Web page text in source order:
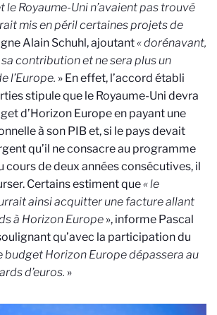
le Royaume-Uni n’avaient pas trouvé
mis en péril certaines projets de
Alain Schuhl, ajoutant« dorénavant,
contribution et ne sera plus un
l’Europe. » En effet, l’accord établi
stipule que le Royaume-Uni devra
d’Horizon Europe en payant une
à son PIB et, si le pays devait
qu’il ne consacre au programme
cours de deux années consécutives, il
Certains estiment que« le
ainsi acquitter une facture allant
à Horizon Europe », informe Pascal
qu’avec la participation du
budget Horizon Europe dépassera au
d’euros. »